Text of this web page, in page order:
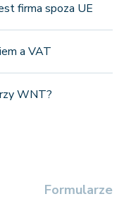
firma spoza UE
a VAT
WNT?
Formularze